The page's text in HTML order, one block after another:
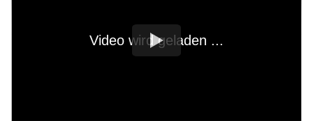
Video wird geladen ...